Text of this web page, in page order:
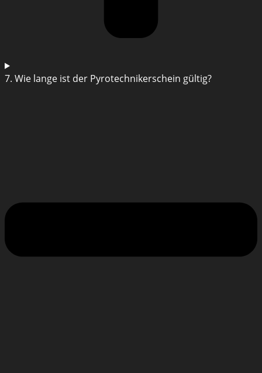
7. Wie lange ist der Pyrotechnikerschein gültig?